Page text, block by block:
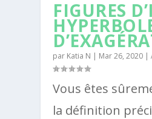
FIGURES
par Katia N | Mar 26, 2020 |
Vous êtes
la définition